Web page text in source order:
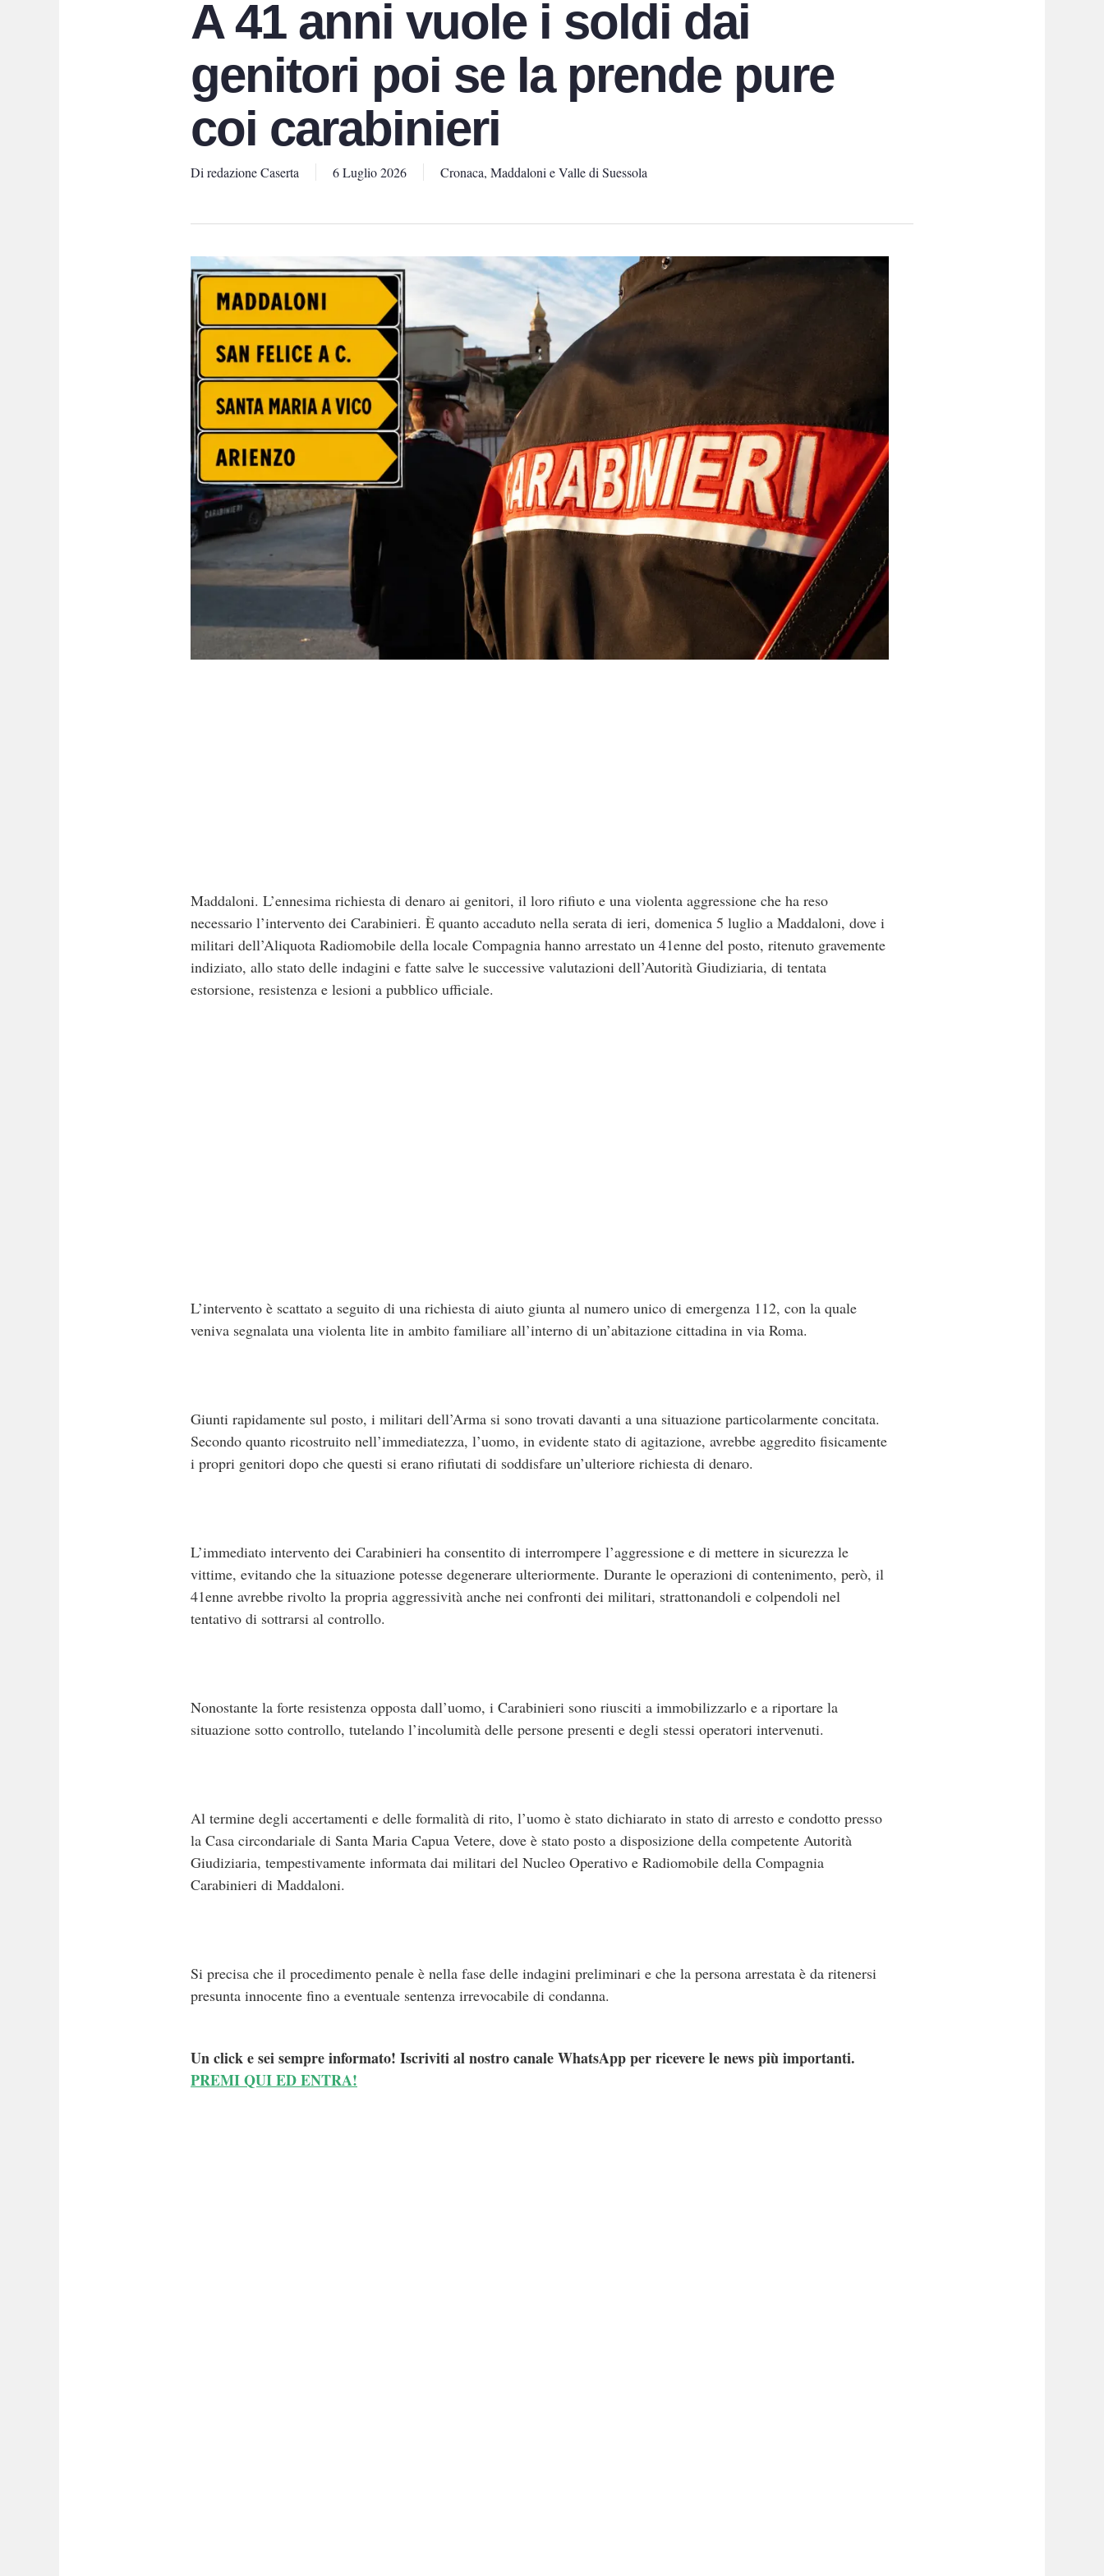
A 41 anni vuole i soldi dai
genitori poi se la prende pure
coi carabinieri
Di redazione Caserta 6 Luglio 2026 Cronaca, Maddaloni e Valle di Suessola
Maddaloni. L’ennesima richiesta di denaro ai genitori, il loro rifiuto e una violenta aggressione che ha reso
necessario l’intervento dei Carabinieri. È quanto accaduto nella serata di ieri, domenica 5 luglio a Maddaloni, dove i
militari dell’Aliquota Radiomobile della locale Compagnia hanno arrestato un 41enne del posto, ritenuto gravemente
indiziato, allo stato delle indagini e fatte salve le successive valutazioni dell’Autorità Giudiziaria, di tentata
estorsione, resistenza e lesioni a pubblico ufficiale.
L’intervento è scattato a seguito di una richiesta di aiuto giunta al numero unico di emergenza 112, con la quale
veniva segnalata una violenta lite in ambito familiare all’interno di un’abitazione cittadina in via Roma.
Giunti rapidamente sul posto, i militari dell’Arma si sono trovati davanti a una situazione particolarmente concitata.
Secondo quanto ricostruito nell’immediatezza, l’uomo, in evidente stato di agitazione, avrebbe aggredito fisicamente
i propri genitori dopo che questi si erano rifiutati di soddisfare un’ulteriore richiesta di denaro.
L’immediato intervento dei Carabinieri ha consentito di interrompere l’aggressione e di mettere in sicurezza le
vittime, evitando che la situazione potesse degenerare ulteriormente. Durante le operazioni di contenimento, però, il
41enne avrebbe rivolto la propria aggressività anche nei confronti dei militari, strattonandoli e colpendoli nel
tentativo di sottrarsi al controllo.
Nonostante la forte resistenza opposta dall’uomo, i Carabinieri sono riusciti a immobilizzarlo e a riportare la
situazione sotto controllo, tutelando l’incolumità delle persone presenti e degli stessi operatori intervenuti.
Al termine degli accertamenti e delle formalità di rito, l’uomo è stato dichiarato in stato di arresto e condotto presso
la Casa circondariale di Santa Maria Capua Vetere, dove è stato posto a disposizione della competente Autorità
Giudiziaria, tempestivamente informata dai militari del Nucleo Operativo e Radiomobile della Compagnia
Carabinieri di Maddaloni.
Si precisa che il procedimento penale è nella fase delle indagini preliminari e che la persona arrestata è da ritenersi
presunta innocente fino a eventuale sentenza irrevocabile di condanna.
Un click e sei sempre informato! Iscriviti al nostro canale WhatsApp per ricevere le news più importanti.
PREMI QUI ED ENTRA!